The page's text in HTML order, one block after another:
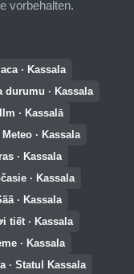
vorbehalten.
· Kassala
durumu · Kassala
Ilm · Kassalā
Meteo · Kassala
· Kassala
· Kassala
· Kassala
tiết · Kassala
· Kassala
· Statul Kassala